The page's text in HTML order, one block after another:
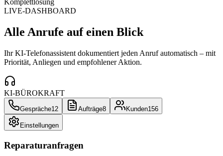
Komplettlösung
LIVE-DASHBOARD
Alle Anrufe auf einen Blick
Ihr KI-Telefonassistent dokumentiert jeden Anruf automatisch – mit
Priorität, Anliegen und empfohlener Aktion.
KI-BÜROKRAFT
Gespräche12 Aufträge8 Kunden156
Einstellungen
Reparaturanfragen